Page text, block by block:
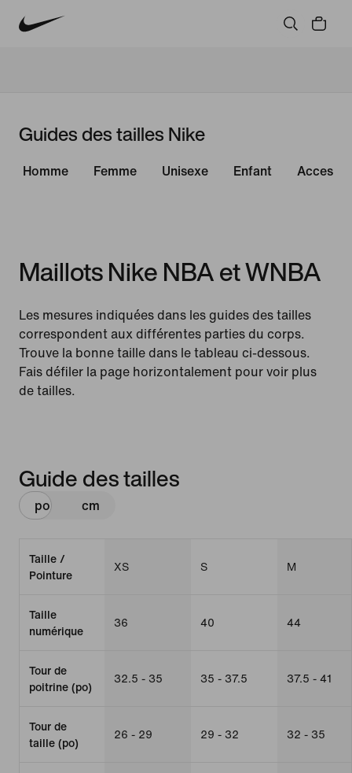
Guides des tailles Nike
Homme Femme Unisexe Enfant
Maillots Nike NBA et WNBA
Les mesures indiquées dans les guides des tailles
correspondent aux différentes parties du corps.
Trouve la bonne taille dans le tableau ci-dessous.
Fais défiler la page horizontalement pour voir plus
de tailles.
Guide des tailles
po cm
Taille /
Pointure
XS S M
Taille
numérique
36 40 44
Tour de
poitrine (po)
32.5 - 35 35 - 37.5 37.5 - 41
Tour de
taille (po)
26 - 29 29 - 32 32 - 35